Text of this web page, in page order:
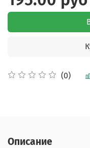
(0)
Описание